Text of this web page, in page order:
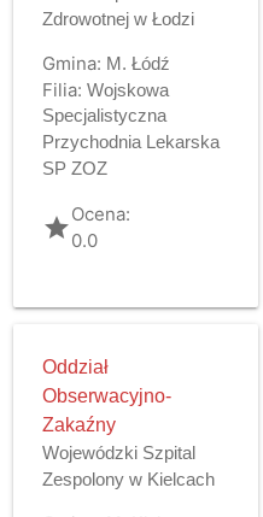
Zdrowotnej w Łodzi
Gmina: M. Łódź
Filia: Wojskowa
Specjalistyczna
Przychodnia Lekarska
SP ZOZ
gradeOcena:
0.0
Oddział
Obserwacyjno-
Zakaźny
Wojewódzki Szpital
Zespolony w Kielcach